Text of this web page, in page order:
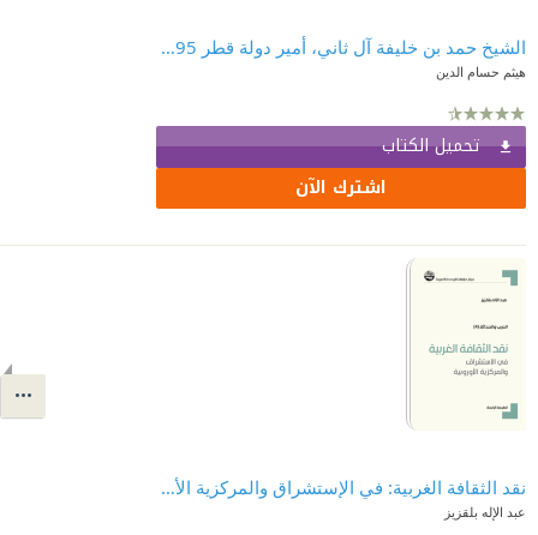
الشيخ حمد بن خليفة آل ثاني، أمير دولة قطر 1995-2013، تمكين الشعب لقيادة مسيرة الوطن
هيثم حسام الدين
تحميل الكتاب
اشترك الآن
نقد الثقافة الغربية: في الإستشراق والمركزية الأوروبية - العرب والحداثة (4)
عبد الإله بلقزيز